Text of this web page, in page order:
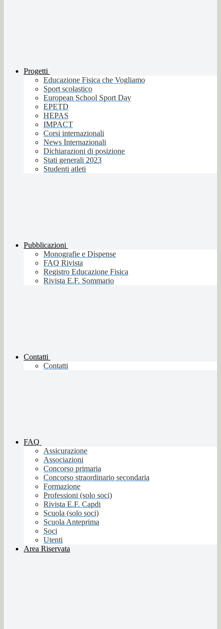
Progetti
Educazione Fisica che Vogliamo
Sport scolastico
European School Sport Day
EPETD
HEPAS
IMPACT
Corsi internazionali
News Internazionali
Dichiarazioni di posizione
Stati generali 2023
Studenti atleti
Pubblicazioni
Monografie e Dispense
FAQ Rivista
Registro Educazione Fisica
Rivista E.F. Sommario
Contatti
Contatti
FAQ
Assicurazione
Associazioni
Concorso primaria
Concorso straordinario secondaria
Formazione
Professioni (solo soci)
Rivista E.F. Capdi
Scuola (solo soci)
Scuola Anteprima
Soci
Utenti
Area Riservata